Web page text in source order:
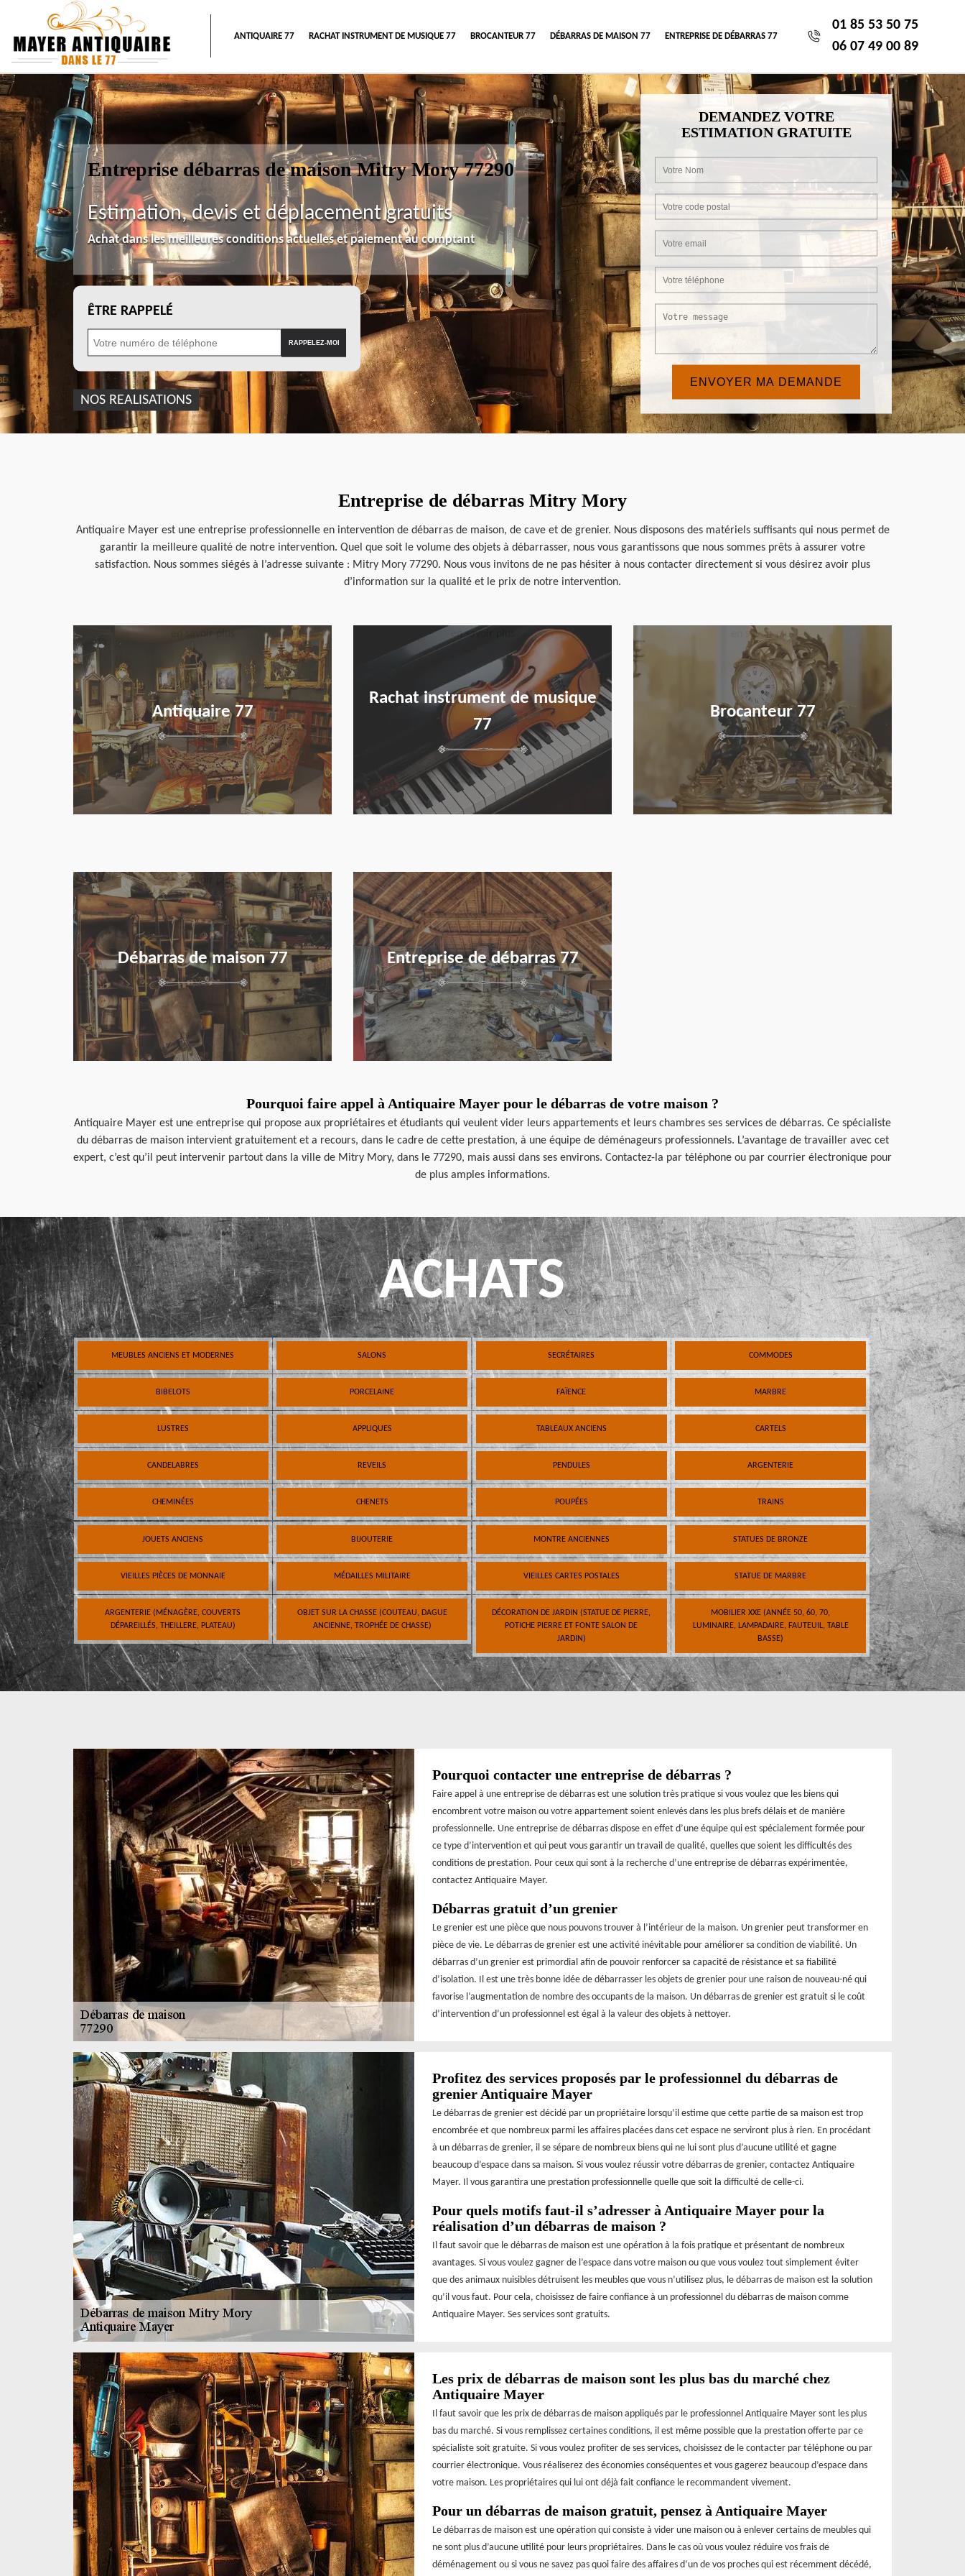
ANTIQUAIRE 77 RACHAT INSTRUMENT DE MUSIQUE 77 BROCANTEUR 77 DÉBARRAS DE MAISON 77 ENTREPRISE DE DÉBARRAS 77
01 85 53 50 75
06 07 49 00 89
Entreprise débarras de maison Mitry Mory 77290
Estimation, devis et déplacement gratuits
Achat dans les meilleures conditions actuelles et paiement au comptant
ÊTRE RAPPELÉ
NOS REALISATIONS
DEMANDEZ VOTRE
ESTIMATION GRATUITE
Entreprise de débarras Mitry Mory
Antiquaire Mayer est une entreprise professionnelle en intervention de débarras de maison, de cave et de grenier. Nous disposons des matériels suffisants qui nous permet de
garantir la meilleure qualité de notre intervention. Quel que soit le volume des objets à débarrasser, nous vous garantissons que nous sommes prêts à assurer votre
satisfaction. Nous sommes siégés à l’adresse suivante : Mitry Mory 77290. Nous vous invitons de ne pas hésiter à nous contacter directement si vous désirez avoir plus
d’information sur la qualité et le prix de notre intervention.
Antiquaire 77
Rachat instrument de musique
77
en savoir plus
Brocanteur 77
en savoir plus
Débarras de maison 77
en savoir plus
Entreprise de débarras 77
en savoir plus
Pourquoi faire appel à Antiquaire Mayer pour le débarras de votre maison ?
Antiquaire Mayer est une entreprise qui propose aux propriétaires et étudiants qui veulent vider leurs appartements et leurs chambres ses services de débarras. Ce spécialiste
du débarras de maison intervient gratuitement et a recours, dans le cadre de cette prestation, à une équipe de déménageurs professionnels. L’avantage de travailler avec cet
expert, c’est qu’il peut intervenir partout dans la ville de Mitry Mory, dans le 77290, mais aussi dans ses environs. Contactez-la par téléphone ou par courrier électronique pour
de plus amples informations.
ACHATS
MEUBLES ANCIENS ET MODERNES SALONS SECRÉTAIRES COMMODES
BIBELOTS PORCELAINE FAÏENCE MARBRE
LUSTRES APPLIQUES TABLEAUX ANCIENS CARTELS
CANDELABRES REVEILS PENDULES ARGENTERIE
CHEMINÉES CHENETS POUPÉES TRAINS
JOUETS ANCIENS BIJOUTERIE MONTRE ANCIENNES STATUES DE BRONZE
VIEILLES PIÈCES DE MONNAIE MÉDAILLES MILITAIRE VIEILLES CARTES POSTALES STATUE DE MARBRE
ARGENTERIE (MÉNAGÈRE, COUVERTS
DÉPAREILLÉS, THEILLERE, PLATEAU)
OBJET SUR LA CHASSE (COUTEAU, DAGUE
ANCIENNE, TROPHÉE DE CHASSE)
DÉCORATION DE JARDIN (STATUE DE PIERRE,
POTICHE PIERRE ET FONTE SALON DE
JARDIN)
MOBILIER XXE (ANNÉE 50, 60, 70,
LUMINAIRE, LAMPADAIRE, FAUTEUIL, TABLE
BASSE)
Pourquoi contacter une entreprise de débarras ?
Faire appel à une entreprise de débarras est une solution très pratique si vous voulez que les biens qui
encombrent votre maison ou votre appartement soient enlevés dans les plus brefs délais et de manière
professionnelle. Une entreprise de débarras dispose en effet d’une équipe qui est spécialement formée pour
ce type d’intervention et qui peut vous garantir un travail de qualité, quelles que soient les difficultés des
conditions de prestation. Pour ceux qui sont à la recherche d’une entreprise de débarras expérimentée,
contactez Antiquaire Mayer.
Débarras gratuit d’un grenier
Le grenier est une pièce que nous pouvons trouver à l’intérieur de la maison. Un grenier peut transformer en
pièce de vie. Le débarras de grenier est une activité inévitable pour améliorer sa condition de viabilité. Un
débarras d’un grenier est primordial afin de pouvoir renforcer sa capacité de résistance et sa fiabilité
d’isolation. Il est une très bonne idée de débarrasser les objets de grenier pour une raison de nouveau-né qui
favorise l’augmentation de nombre des occupants de la maison. Un débarras de grenier est gratuit si le coût
d’intervention d’un professionnel est égal à la valeur des objets à nettoyer.
Profitez des services proposés par le professionnel du débarras de
grenier Antiquaire Mayer
Le débarras de grenier est décidé par un propriétaire lorsqu’il estime que cette partie de sa maison est trop
encombrée et que nombreux parmi les affaires placées dans cet espace ne serviront plus à rien. En procédant
à un débarras de grenier, il se sépare de nombreux biens qui ne lui sont plus d’aucune utilité et gagne
beaucoup d’espace dans sa maison. Si vous voulez réussir votre débarras de grenier, contactez Antiquaire
Mayer. Il vous garantira une prestation professionnelle quelle que soit la difficulté de celle-ci.
Pour quels motifs faut-il s’adresser à Antiquaire Mayer pour la
réalisation d’un débarras de maison ?
Il faut savoir que le débarras de maison est une opération à la fois pratique et présentant de nombreux
avantages. Si vous voulez gagner de l’espace dans votre maison ou que vous voulez tout simplement éviter
que des animaux nuisibles détruisent les meubles que vous n’utilisez plus, le débarras de maison est la solution
qu’il vous faut. Pour cela, choisissez de faire confiance à un professionnel du débarras de maison comme
Antiquaire Mayer. Ses services sont gratuits.
Les prix de débarras de maison sont les plus bas du marché chez
Antiquaire Mayer
Il faut savoir que les prix de débarras de maison appliqués par le professionnel Antiquaire Mayer sont les plus
bas du marché. Si vous remplissez certaines conditions, il est même possible que la prestation offerte par ce
spécialiste soit gratuite. Si vous voulez profiter de ses services, choisissez de le contacter par téléphone ou par
courrier électronique. Vous réaliserez des économies conséquentes et vous gagerez beaucoup d’espace dans
votre maison. Les propriétaires qui lui ont déjà fait confiance le recommandent vivement.
Pour un débarras de maison gratuit, pensez à Antiquaire Mayer
Le débarras de maison est une opération qui consiste à vider une maison ou à enlever certains de meubles qui
ne sont plus d’aucune utilité pour leurs propriétaires. Dans le cas où vous voulez réduire vos frais de
déménagement ou si vous ne savez pas quoi faire des affaires d’un de vos proches qui est récemment décédé,